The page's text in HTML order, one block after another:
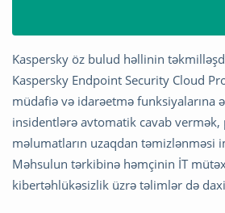
Kaspersky öz bulud həllinin
Kaspersky Endpoint Security Cloud
müdafiə və idarəetmə funksiyalarına
insidentlərə avtomatik cavab
məlumatların uzaqdan təmizlənməsi
Məhsulun tərkibinə həmçinin İT
kibertəhlükəsizlik üzrə təlimlər də